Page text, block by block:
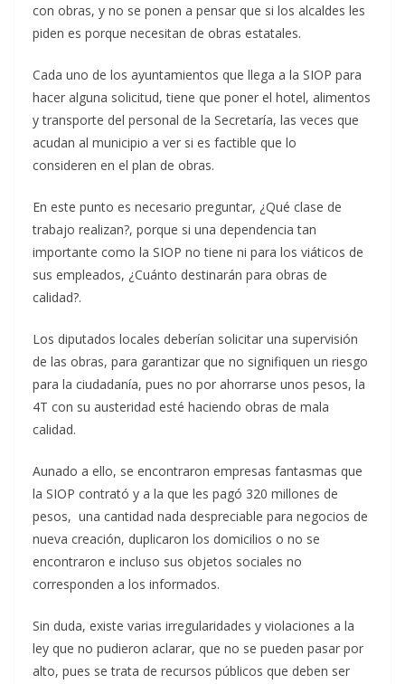
con obras, y no se ponen a pensar que si los alcaldes les
piden es porque necesitan de obras estatales.
Cada uno de los ayuntamientos que llega a la SIOP para
hacer alguna solicitud, tiene que poner el hotel, alimentos
y transporte del personal de la Secretaría, las veces que
acudan al municipio a ver si es factible que lo
consideren en el plan de obras.
En este punto es necesario preguntar, ¿Qué clase de
trabajo realizan?, porque si una dependencia tan
importante como la SIOP no tiene ni para los viáticos de
sus empleados, ¿Cuánto destinarán para obras de
calidad?.
Los diputados locales deberían solicitar una supervisión
de las obras, para garantizar que no signifiquen un riesgo
para la ciudadanía, pues no por ahorrarse unos pesos, la
4T con su austeridad esté haciendo obras de mala
calidad.
Aunado a ello, se encontraron empresas fantasmas que
la SIOP contrató y a la que les pagó 320 millones de
pesos, una cantidad nada despreciable para negocios de
nueva creación, duplicaron los domicilios o no se
encontraron e incluso sus objetos sociales no
corresponden a los informados.
Sin duda, existe varias irregularidades y violaciones a la
ley que no pudieron aclarar, que no se pueden pasar por
alto, pues se trata de recursos públicos que deben ser